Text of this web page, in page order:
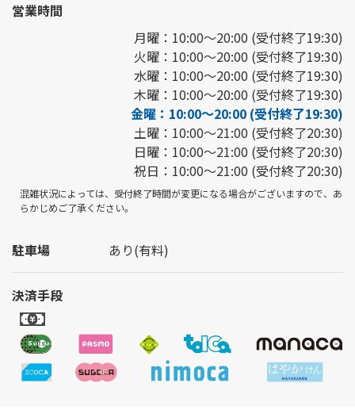
営業時間
月曜：10:00～20:00 (受付終了19:30)
火曜：10:00～20:00 (受付終了19:30)
水曜：10:00～20:00 (受付終了19:30)
木曜：10:00～20:00 (受付終了19:30)
金曜：10:00～20:00 (受付終了19:30)
土曜：10:00～21:00 (受付終了20:30)
日曜：10:00～21:00 (受付終了20:30)
祝日：10:00～21:00 (受付終了20:30)
混雑状況によっては、受付終了時間が変更になる場合がございますので、あ
らかじめご了承ください。
駐車場 あり(有料)
決済手段